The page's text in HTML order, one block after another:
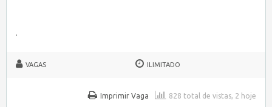
.
VAGAS ILIMITADO
828 total de vistas, 2 hoje
Imprimir Vaga